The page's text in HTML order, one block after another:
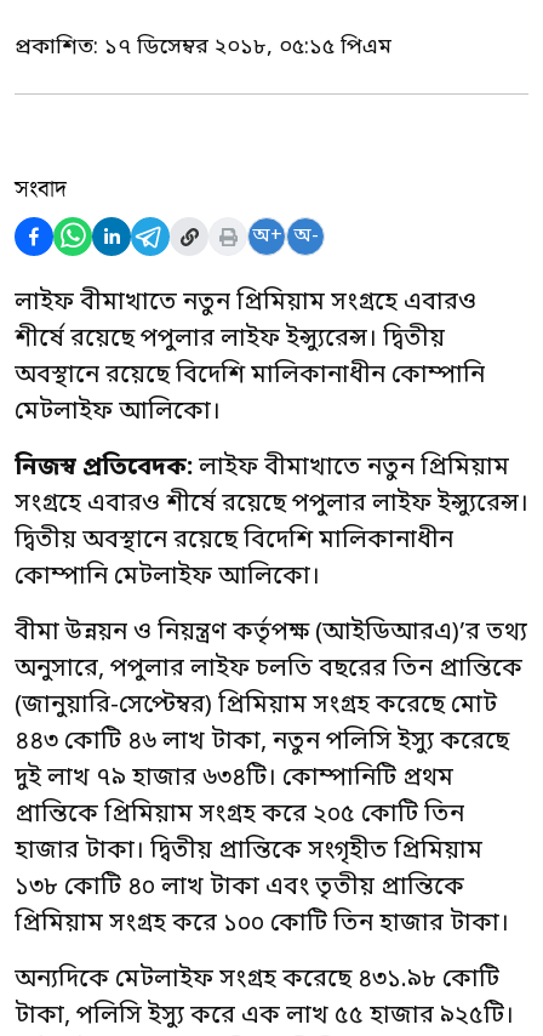
প্রকাশিত: ১৭ ডিসেম্বর ২০১৮, ০৫:১৫ পিএম
সংবাদ
অ+ অ-
লাইফ বীমাখাতে নতুন প্রিমিয়াম সংগ্রহে এবারও
শীর্ষে রয়েছে পপুলার লাইফ ইন্স্যুরেন্স। দ্বিতীয়
অবস্থানে রয়েছে বিদেশি মালিকানাধীন কোম্পানি
মেটলাইফ আলিকো।
নিজস্ব প্রতিবেদক:লাইফ বীমাখাতে নতুন প্রিমিয়াম
সংগ্রহে এবারও শীর্ষে রয়েছে পপুলার লাইফ ইন্স্যুরেন্স।
দ্বিতীয় অবস্থানে রয়েছে বিদেশি মালিকানাধীন
কোম্পানি মেটলাইফ আলিকো।
বীমা উন্নয়ন ও নিয়ন্ত্রণ কর্তৃপক্ষ (আইডিআরএ)’র তথ্য
অনুসারে, পপুলার লাইফ চলতি বছরের তিন প্রান্তিকে
(জানুয়ারি-সেপ্টেম্বর) প্রিমিয়াম সংগ্রহ করেছে মোট
৪৪৩ কোটি ৪৬ লাখ টাকা, নতুন পলিসি ইস্যু করেছে
দুই লাখ ৭৯ হাজার ৬৩৪টি। কোম্পানিটি প্রথম
প্রান্তিকে প্রিমিয়াম সংগ্রহ করে ২০৫ কোটি তিন
হাজার টাকা। ‍দ্বিতীয় প্রান্তিকে সংগৃহীত প্রিমিয়াম
১৩৮ কোটি ৪০ লাখ টাকা এবং তৃতীয় প্রান্তিকে
প্রিমিয়াম সংগ্রহ করে ১০০ কোটি তিন হাজার টাকা।
অন্যদিকে মেটলাইফ সংগ্রহ করেছে ৪৩১.৯৮ কোটি
টাকা, পলিসি ইস্যু করে এক লাখ ৫৫ হাজার ৯২৫টি।